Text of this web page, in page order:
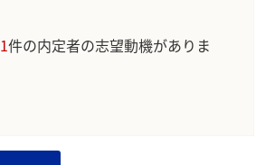
1件の内定者の志望動機がありま